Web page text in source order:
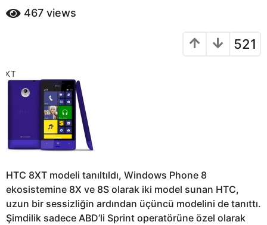
g
o
ı
467 views
521
HTC 8XT modeli tanıltıldı, Windows Phone 8
ekosistemine 8X ve 8S olarak iki model sunan HTC,
uzun bir sessizliğin ardından üçüncü modelini de tanıttı.
Şimdilik sadece ABD’li Sprint operatörüne özel olarak